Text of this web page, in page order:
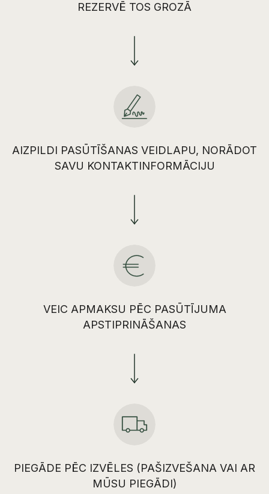
REZERVĒ TOS GROZĀ
AIZPILDI PASŪTĪŠANAS VEIDLAPU, NORĀDOT
SAVU KONTAKTINFORMĀCIJU
VEIC APMAKSU PĒC PASŪTĪJUMA
APSTIPRINĀŠANAS
PIEGĀDE PĒC IZVĒLES (PAŠIZVEŠANA VAI AR
MŪSU PIEGĀDI)